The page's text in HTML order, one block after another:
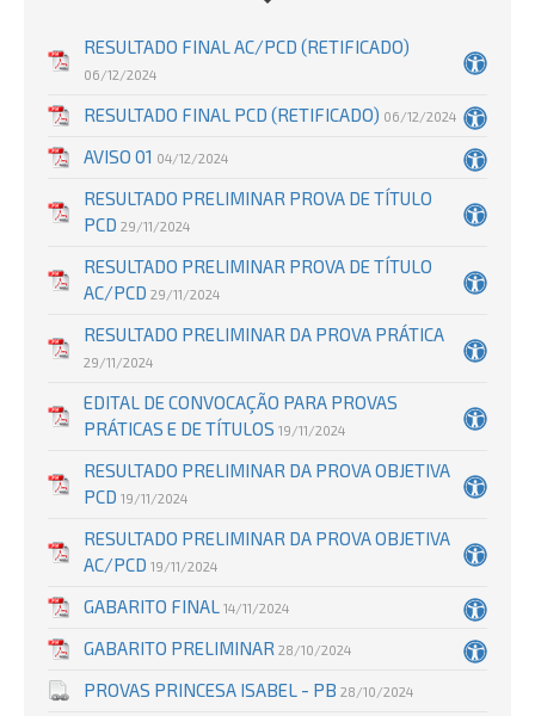
RESULTADO FINAL AC/PCD (RETIFICADO)
06/12/2024
RESULTADO FINAL PCD (RETIFICADO) 06/12/2024
AVISO 01 04/12/2024
RESULTADO PRELIMINAR PROVA DE TÍTULO
PCD 29/11/2024
RESULTADO PRELIMINAR PROVA DE TÍTULO
AC/PCD 29/11/2024
RESULTADO PRELIMINAR DA PROVA PRÁTICA
29/11/2024
EDITAL DE CONVOCAÇÃO PARA PROVAS
PRÁTICAS E DE TÍTULOS 19/11/2024
RESULTADO PRELIMINAR DA PROVA OBJETIVA
PCD 19/11/2024
RESULTADO PRELIMINAR DA PROVA OBJETIVA
AC/PCD 19/11/2024
GABARITO FINAL 14/11/2024
GABARITO PRELIMINAR 28/10/2024
PROVAS PRINCESA ISABEL - PB 28/10/2024